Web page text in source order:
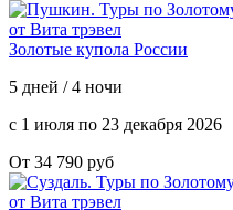
Золотые купола России
5 дней / 4 ночи
с 1 июля по 23 декабря 2026
От 34 790 руб